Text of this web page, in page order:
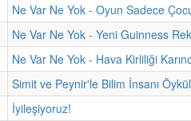
Ne Var Ne Yok - Oyun Sadece
Ne Var Ne Yok - Yeni Guinness
Ne Var Ne Yok - Hava Kirliliği
Simit ve Peynir'le Bilim İnsanı
İyileşiyoruz!